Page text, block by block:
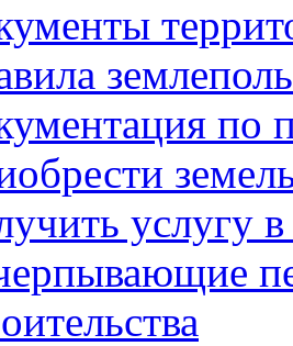
по
услугу в